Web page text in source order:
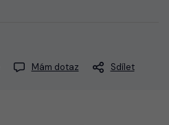
Mám dotaz Sdílet